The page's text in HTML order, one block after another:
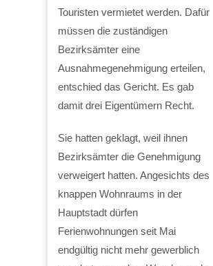
Touristen vermietet werden. Dafür
müssen die zuständigen
Bezirksämter eine
Ausnahmegenehmigung erteilen,
entschied das Gericht. Es gab
damit drei Eigentümern Recht.
Sie hatten geklagt, weil ihnen
Bezirksämter die Genehmigung
verweigert hatten. Angesichts des
knappen Wohnraums in der
Hauptstadt dürfen
Ferienwohnungen seit Mai
endgültig nicht mehr gewerblich